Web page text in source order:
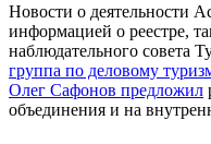
Новости о деятельности
информацией о реестре,
наблюдательного совета
группа по деловому
Олег Сафонов предложил
объединения и на